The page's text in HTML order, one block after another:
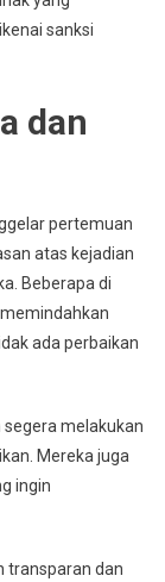
sanksi
dan
pertemuan
atas kejadian
Beberapa di
ada perbaikan
segera melakukan
Mereka juga
ingin
transparan dan